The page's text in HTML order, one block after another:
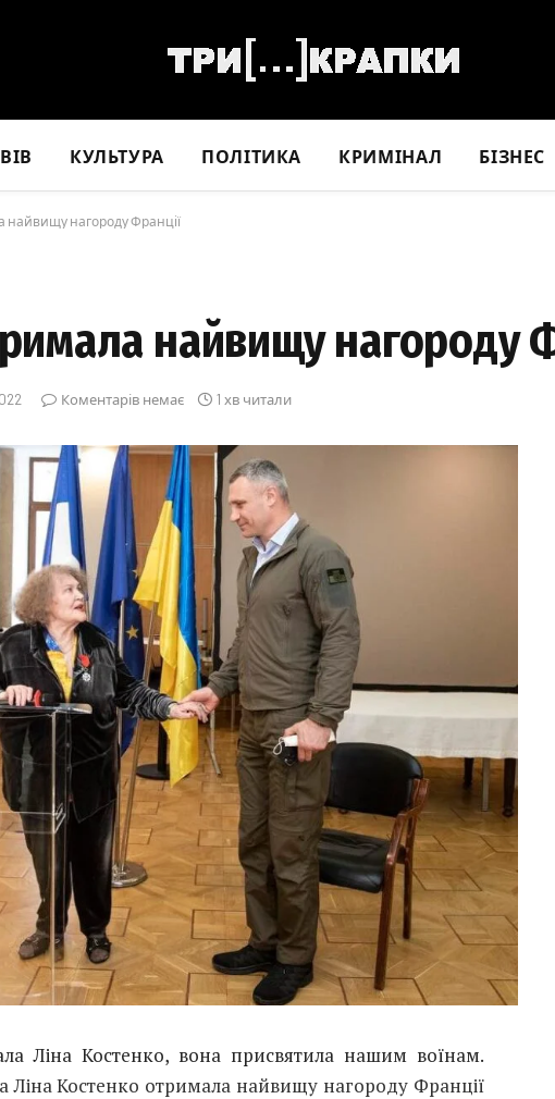
КУЛЬТУРА ПОЛІТИКА КРИМІНАЛ БІЗНЕС
найвищу нагороду Франції
найвищу нагороду
Коментарів немає 1 хв читали
Ліна Костенко, вона присвятила нашим воїнам.
Ліна Костенко отримала найвищу нагороду Франції